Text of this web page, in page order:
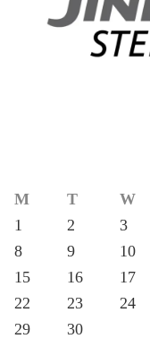
M T W
1
2 3
8
9 10
15
16 17
22
23 24
29
30